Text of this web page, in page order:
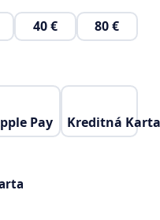
40 € 80 €
Pay Kreditná Karta